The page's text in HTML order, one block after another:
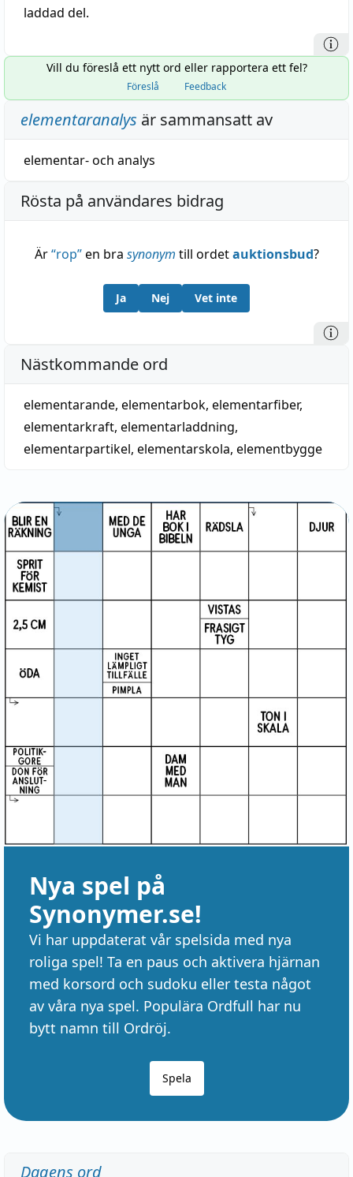
laddad del.
Vill du föreslå ett nytt ord eller rapportera ett fel?
Föreslå Feedback
elementaranalys är sammansatt av
elementar-och analys
Rösta på användares bidrag
Är“rop”en bra synonym till ordetauktionsbud?
Ja Nej Vet inte
Nästkommande ord
elementarande, elementarbok, elementarfiber,
elementarkraft, elementarladdning,
elementarpartikel, elementarskola, elementbygge
Nya spel på
Synonymer.se!
Vi har uppdaterat vår spelsida med nya
roliga spel! Ta en paus och aktivera hjärnan
med korsord och sudoku eller testa något
av våra nya spel. Populära Ordfull har nu
bytt namn till Ordröj.
Spela
Dagens ord